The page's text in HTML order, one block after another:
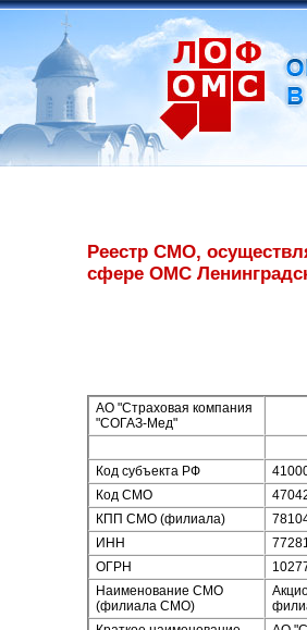
Реестр СМО,
сфере ОМС
АО "Страховая компания
"СОГАЗ-Мед"
Код субъекта РФ
Код СМО
КПП СМО (филиала)
ИНН
ОГРН
Наименование СМО
(филиала СМО)